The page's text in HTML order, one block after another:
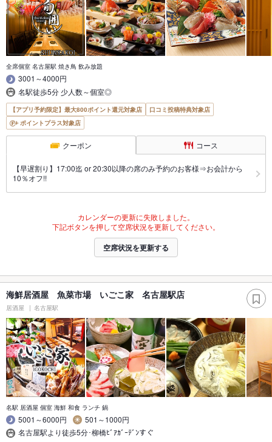
全席個室 名古屋駅 焼き鳥 飲み放題
3001～4000円
名駅徒歩5分 少人数～個室◎
【アプリ予約限定】最大800ポイント還元対象店
口コミ投稿特典対象店
ポイントプラス対象店
クーポン コース
【早遅割り】17:00迄 or 20:30以降の席のみ予約のお客様⇒お会計から
10％オフ!!
カレンダーの更新に失敗しました。
下記ボタンを押して空席状況を更新してください。
空席状況を更新する
海鮮居酒屋 魚菜市場 いごこ家 名古屋駅店
居酒屋 名古屋駅
名駅 居酒屋 個室 海鮮 和食 ランチ 鍋
5001～6000円
501～1000円
名古屋駅より徒歩5分･柳橋ﾋﾞｱｶﾞｰﾃﾞﾝすぐ